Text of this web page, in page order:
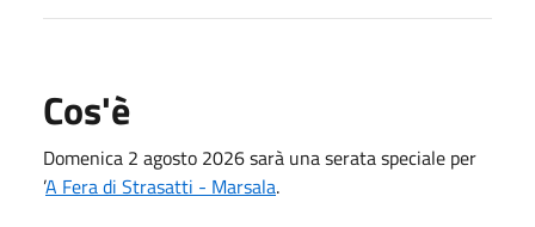
Cos'è
Domenica 2 agosto 2026 sarà una serata speciale per
’A Fera di Strasatti - Marsala.